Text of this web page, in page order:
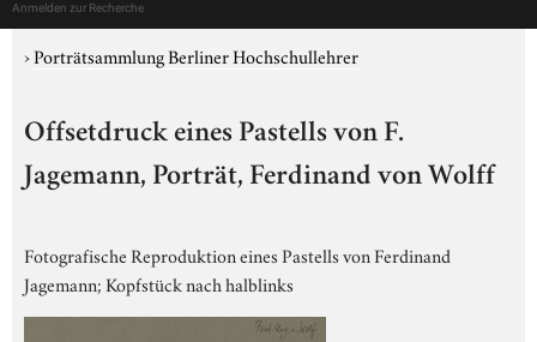
Anmelden zur Recherche
›Porträtsammlung Berliner Hochschullehrer
Offsetdruck eines Pastells von F.
Jagemann, Porträt, Ferdinand von Wolff
Fotografische Reproduktion eines Pastells von Ferdinand
Jagemann; Kopfstück nach halblinks